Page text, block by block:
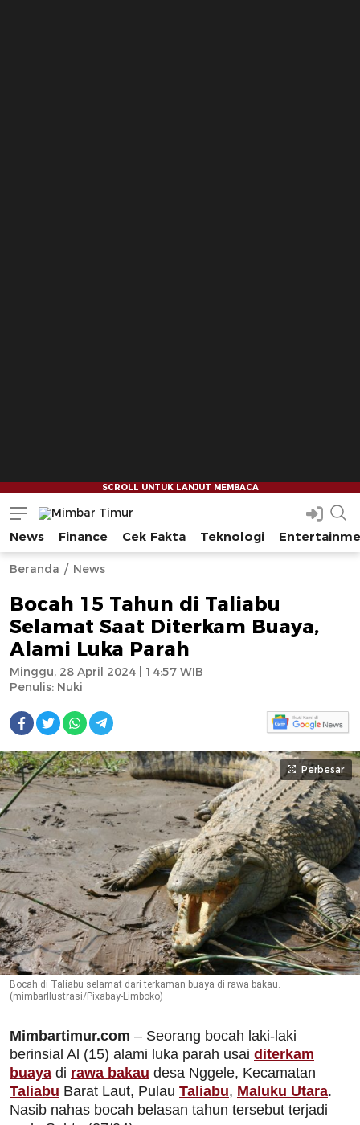
Mimbar Timur
Media Berjaringan Indonesia Timur
News Finance Cek Fakta Teknologi
Beranda News
Bocah 15 Tahun di Taliabu
Selamat Saat Diterkam Buaya,
Alami Luka Parah
Penulis: Nuki
Minggu, 28 April 2024 | 14:57 WIB
Perbesar
Bocah di Taliabu selamat dari terkaman buaya di rawa bakau.
(mimbarIlustrasi/Pixabay-Limboko)
Mimbartimur.com – Seorang bocah laki-laki
berinsial Al (15) alami luka parah usai diterkam
buaya di rawa bakau desa Nggele, Kecamatan
Taliabu Barat Laut, Pulau Taliabu, Maluku Utara.
Nasib nahas bocah belasan tahun tersebut terjadi
--
--